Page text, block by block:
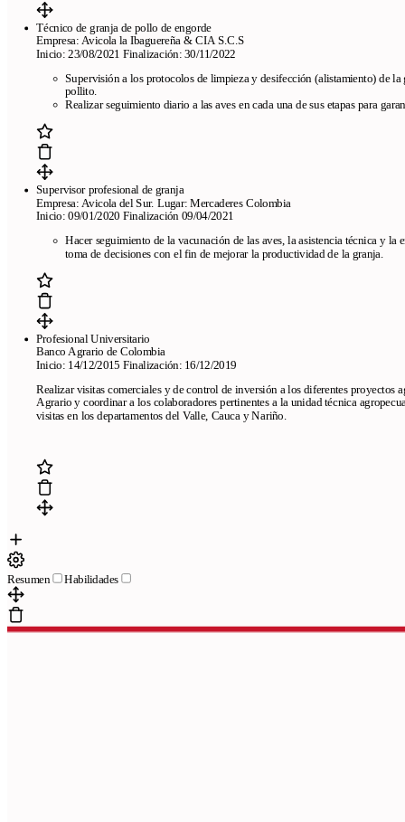
Técnico de granja de pollo de engorde
Empresa: Avicola la Ibaguereña & CIA S.C.S
Inicio: 23/08/2021 Finalización: 30/11/2022
Supervisión a los protocolos de limpieza y desifección (alistamiento) de
pollito.
Realizar seguimiento diario a las aves en cada una de sus etapas para
Supervisor profesional de granja
Empresa: Avicola del Sur. Lugar: Mercaderes Colombia
Inicio: 09/01/2020 Finalización 09/04/2021
Hacer seguimiento de la vacunación de las aves, la asistencia técnica y la
toma de decisiones con el fin de mejorar la productividad de la granja.
Profesional Universitario
Banco Agrario de Colombia
Inicio: 14/12/2015 Finalización: 16/12/2019
Realizar visitas comerciales y de control de inversión a los diferentes proyectos
Agrario y coordinar a los colaboradores pertinentes a la unidad técnica
visitas en los departamentos del Valle, Cauca y Nariño.
Resumen Habilidades